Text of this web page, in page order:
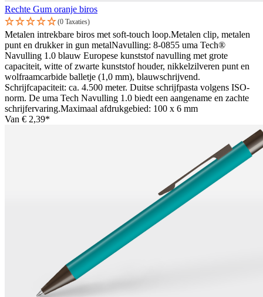
Rechte Gum oranje biros
(0 Taxaties)
Metalen intrekbare biros met soft-touch loop.Metalen clip, metalen
punt en drukker in gun metalNavulling: 8-0855 uma Tech®
Navulling 1.0 blauw Europese kunststof navulling met grote
capaciteit, witte of zwarte kunststof houder, nikkelzilveren punt en
wolfraamcarbide balletje (1,0 mm), blauwschrijvend.
Schrijfcapaciteit: ca. 4.500 meter. Duitse schrijfpasta volgens ISO-
norm. De uma Tech Navulling 1.0 biedt een aangename en zachte
schrijfervaring.Maximaal afdrukgebied: 100 x 6 mm
Van € 2,39*